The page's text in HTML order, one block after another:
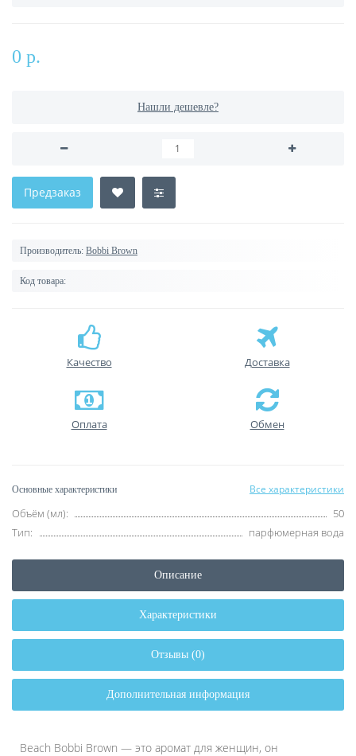
0 р.
Нашли дешевле?
Предзаказ
Производитель: Bobbi Brown
Код товара:
Качество Доставка
Оплата Обмен
Основные характеристики Все характеристики
Объём (мл):
50
Тип:
парфюмерная вода
Описание
Характеристики
Отзывы (0)
Дополнительная информация
Beach Bobbi Brown — это аромат для женщин, он